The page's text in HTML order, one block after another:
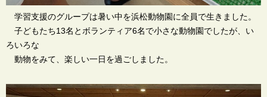
学習支援のグループは暑い中を浜松動物園に全員で生きました。
子どもたち13名とボランティア6名で小さな動物園でしたが、い
ろいろな
動物をみて、楽しい一日を過ごしました。